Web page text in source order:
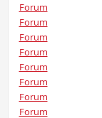
Forum
Forum
Forum
Forum
Forum
Forum
Forum
Forum